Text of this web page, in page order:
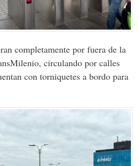
completamente por fuera de la
circulando por calles
con torniquetes a bordo para